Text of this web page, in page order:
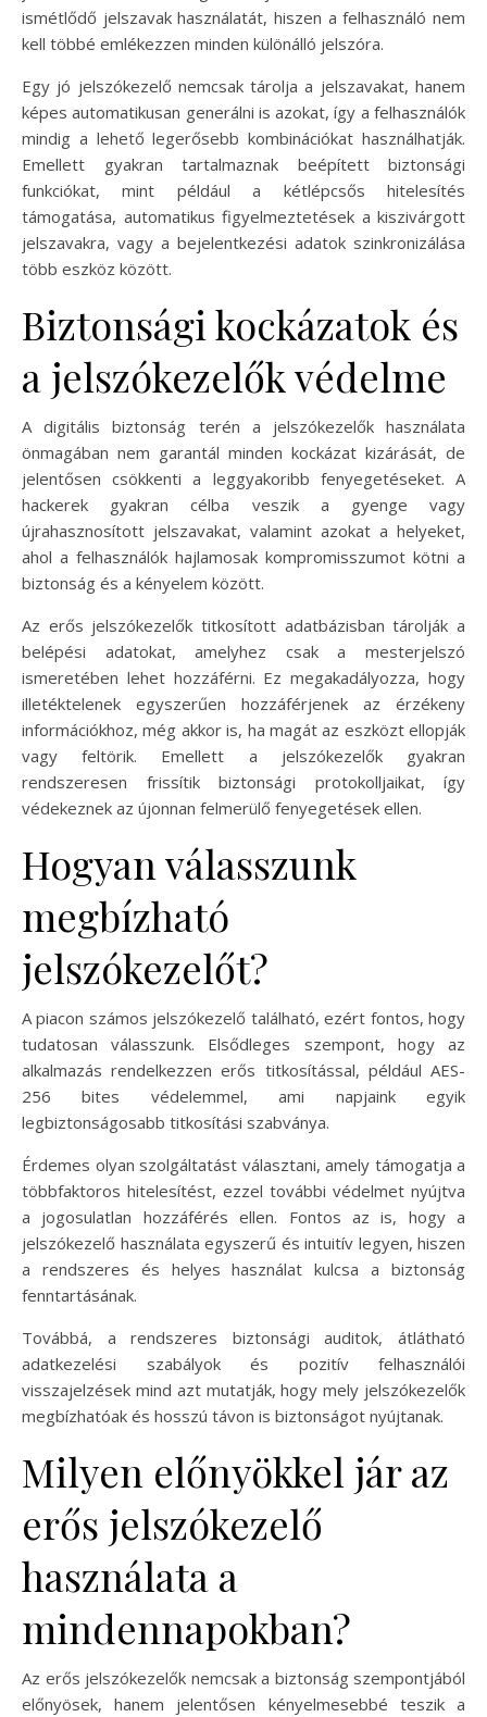
ismétlődő jelszavak használatát, hiszen a felhasználó nem
kell többé emlékezzen minden különálló jelszóra.
Egy jó jelszókezelő nemcsak tárolja a jelszavakat, hanem
képes automatikusan generálni is azokat, így a felhasználók
mindig a lehető legerősebb kombinációkat használhatják.
Emellett gyakran tartalmaznak beépített biztonsági
funkciókat, mint például a kétlépcsős hitelesítés
támogatása, automatikus figyelmeztetések a kiszivárgott
jelszavakra, vagy a bejelentkezési adatok szinkronizálása
több eszköz között.
Biztonsági kockázatok és
a jelszókezelők védelme
A digitális biztonság terén a jelszókezelők használata
önmagában nem garantál minden kockázat kizárását, de
jelentősen csökkenti a leggyakoribb fenyegetéseket. A
hackerek gyakran célba veszik a gyenge vagy
újrahasznosított jelszavakat, valamint azokat a helyeket,
ahol a felhasználók hajlamosak kompromisszumot kötni a
biztonság és a kényelem között.
Az erős jelszókezelők titkosított adatbázisban tárolják a
belépési adatokat, amelyhez csak a mesterjelszó
ismeretében lehet hozzáférni. Ez megakadályozza, hogy
illetéktelenek egyszerűen hozzáférjenek az érzékeny
információkhoz, még akkor is, ha magát az eszközt ellopják
vagy feltörik. Emellett a jelszókezelők gyakran
rendszeresen frissítik biztonsági protokolljaikat, így
védekeznek az újonnan felmerülő fenyegetések ellen.
Hogyan válasszunk
megbízható
jelszókezelőt?
A piacon számos jelszókezelő található, ezért fontos, hogy
tudatosan válasszunk. Elsődleges szempont, hogy az
alkalmazás rendelkezzen erős titkosítással, például AES-
256 bites védelemmel, ami napjaink egyik
legbiztonságosabb titkosítási szabványa.
Érdemes olyan szolgáltatást választani, amely támogatja a
többfaktoros hitelesítést, ezzel további védelmet nyújtva
a jogosulatlan hozzáférés ellen. Fontos az is, hogy a
jelszókezelő használata egyszerű és intuitív legyen, hiszen
a rendszeres és helyes használat kulcsa a biztonság
fenntartásának.
Továbbá, a rendszeres biztonsági auditok, átlátható
adatkezelési szabályok és pozitív felhasználói
visszajelzések mind azt mutatják, hogy mely jelszókezelők
megbízhatóak és hosszú távon is biztonságot nyújtanak.
Milyen előnyökkel jár az
erős jelszókezelő
használata a
mindennapokban?
Az erős jelszókezelők nemcsak a biztonság szempontjából
előnyösek, hanem jelentősen kényelmesebbé teszik a